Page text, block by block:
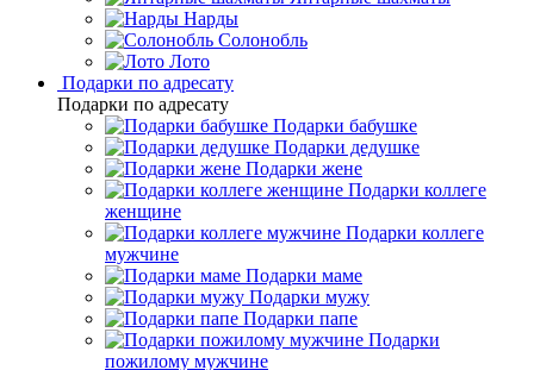
Нарды
Солонобль
Лото
Подарки по адресату
Подарки по адресату
Подарки бабушке
Подарки дедушке
Подарки жене
Подарки коллеге
женщине
Подарки коллеге
мужчине
Подарки маме
Подарки мужу
Подарки папе
Подарки
пожилому мужчине